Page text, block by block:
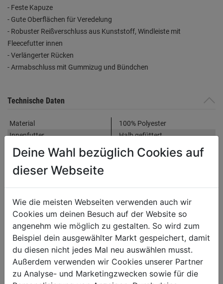
- Feste Kapuze
- Gute Oberflächen für Veredelung
- Robuster Reißverschluss aus Kunststoff, Windleiste mit
Fleecefutter innen
- Verlängerter Rücken
- Armabschluss mit Gummizug und Bündchen
Technische Daten
Material
100% Polyester
Innenfutter
Halb gefüttert
Taschen
Brusttasche mit
Reißverschluss; Vordertaschen
Produktinformationen
WEITERE PRODUKTE AUS DIESER
KATEGORIE
Deine Wahl bezüglich Cookies auf
dieser Webseite
Wie die meisten Webseiten verwenden auch wir
Cookies um deinen Besuch auf der Website so
angenehm wie möglich zu gestalten. So wird zum
Beispiel dein ausgewählter Markt gespeichert, damit
du diesen nicht jedes Mal neu auswählen musst.
Außerdem verwenden wir Cookies unserer Partner
zu Analyse- und Marketingzwecken sowie für die